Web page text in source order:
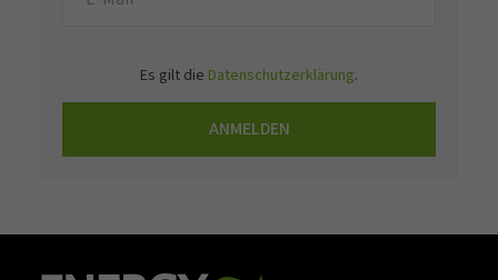
Es gilt die Datenschutzerklärung.
ANMELDEN